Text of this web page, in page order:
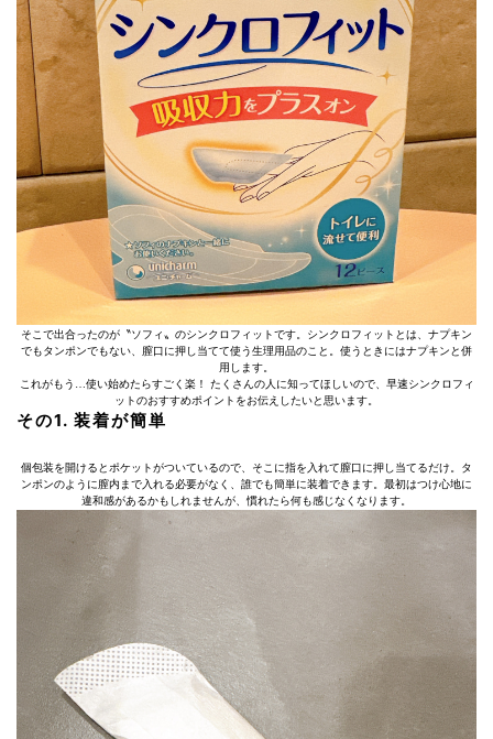
そこで出合ったのが〝ソフィ〟のシンクロフィットです。シンクロフィットとは、ナプキン
でもタンポンでもない、膣口に押し当てて使う生理用品のこと。使うときにはナプキンと併
用します。
これがもう…使い始めたらすごく楽！ たくさんの人に知ってほしいので、早速シンクロフィ
ットのおすすめポイントをお伝えしたいと思います。
その1. 装着が簡単
個包装を開けるとポケットがついているので、そこに指を入れて膣口に押し当てるだけ。タ
ンポンのように膣内まで入れる必要がなく、誰でも簡単に装着できます。最初はつけ心地に
違和感があるかもしれませんが、慣れたら何も感じなくなります。